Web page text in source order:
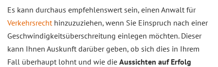
Es kann durchaus empfehlenswert sein, einen Anwalt für
Verkehrsrechthinzuzuziehen, wenn Sie Einspruch nach einer
Geschwindigkeitsüberschreitung einlegen möchten. Dieser
kann Ihnen Auskunft darüber geben, ob sich dies in Ihrem
Fall überhaupt lohnt und wie die Aussichten auf Erfolg